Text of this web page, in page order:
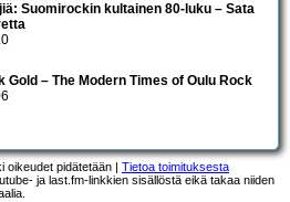
Suomirockin kultainen 80-luku – Sata
Gold – The Modern Times of Oulu Rock
oikeudet pidätetään | Tietoa toimituksesta
ja last.fm-linkkien sisällöstä eikä takaa niiden